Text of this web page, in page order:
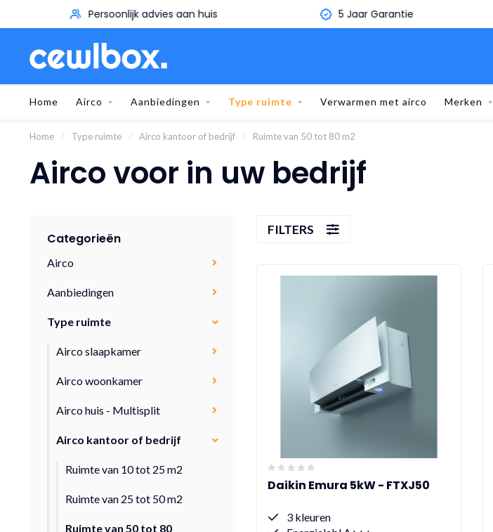
Persoonlijk advies aan huis 5 Jaar Garantie
Home Airco Aanbiedingen Type ruimte Verwarmen met airco Merken
Home / Type ruimte / Airco kantoor of bedrijf / Ruimte van 50 tot 80 m2
Airco voor in uw bedrijf
Categorieën
Airco
Aanbiedingen
Type ruimte
Airco slaapkamer
Airco woonkamer
Airco huis - Multisplit
Airco kantoor of bedrijf
Ruimte van 10 tot 25 m2
Ruimte van 25 tot 50 m2
Ruimte van 50 tot 80
FILTERS
Daikin Emura 5kW - FTXJ50
3 kleuren